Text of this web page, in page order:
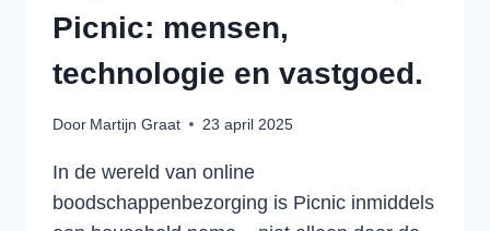
Picnic: mensen,
technologie en vastgoed.
Door Martijn Graat 23 april 2025
In de wereld van online
boodschappenbezorging is Picnic inmiddels